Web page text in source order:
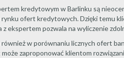
kredytowym w Barlinku są
ofert kredytowych. Dzięki temu
ekspertem pozwala na wyliczenie
w porównaniu licznych ofert
zaproponować klientom